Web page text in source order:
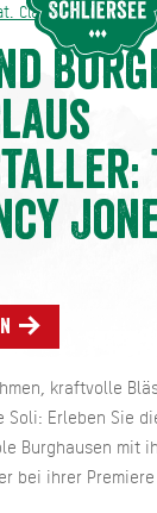
Claus Reichstaller:
kraftvolle
Soli: Erleben Sie
Burghausen mit
bei ihrer
Claus